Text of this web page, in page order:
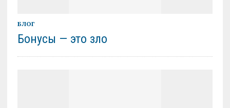
БЛОГ
Бонусы — это зло